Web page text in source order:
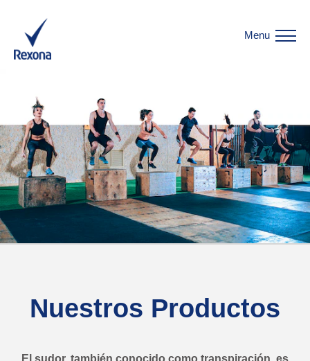
Menu
Nuestros Productos
El sudor, también conocido como transpiración, es